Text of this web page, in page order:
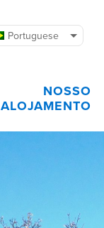
Portuguese
NOSSO
ALOJAMENTO